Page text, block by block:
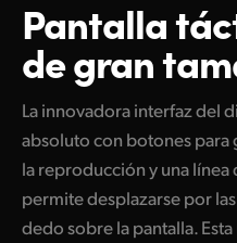
Pantalla
de gran
La innovadora interfaz del
absoluto con botones para
la reproducción y una
permite desplazarse por
dedo sobre la pantalla.